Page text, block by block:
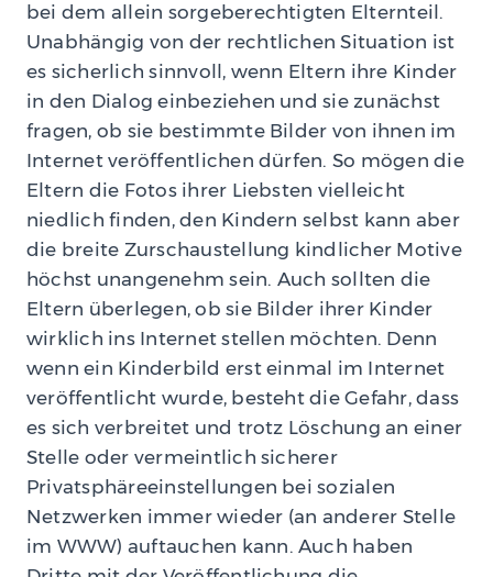
bei dem allein sorgeberechtigten Elternteil.
Unabhängig von der rechtlichen Situation ist
es sicherlich sinnvoll, wenn Eltern ihre Kinder
in den Dialog einbeziehen und sie zunächst
fragen, ob sie bestimmte Bilder von ihnen im
Internet veröffentlichen dürfen. So mögen die
Eltern die Fotos ihrer Liebsten vielleicht
niedlich finden, den Kindern selbst kann aber
die breite Zurschaustellung kindlicher Motive
höchst unangenehm sein. Auch sollten die
Eltern überlegen, ob sie Bilder ihrer Kinder
wirklich ins Internet stellen möchten. Denn
wenn ein Kinderbild erst einmal im Internet
veröffentlicht wurde, besteht die Gefahr, dass
es sich verbreitet und trotz Löschung an einer
Stelle oder vermeintlich sicherer
Privatsphäreeinstellungen bei sozialen
Netzwerken immer wieder (an anderer Stelle
im WWW) auftauchen kann. Auch haben